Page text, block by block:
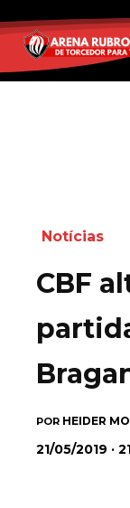
Notícias
CBF
POR HEIDER
21/05/2019 ·